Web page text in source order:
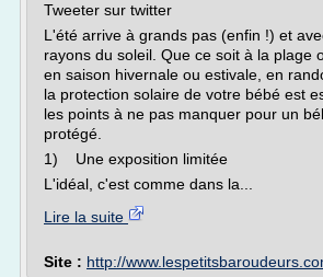
Tweeter sur twitter
L'été arrive à grands pas (enfin !) et
rayons du soleil. Que ce soit à la plage
en saison hivernale ou estivale, en
la protection solaire de votre bébé est
les points à ne pas manquer pour un
protégé.
1) Une exposition limitée
L'idéal, c'est comme dans la...
Lire la suite
Site : http://